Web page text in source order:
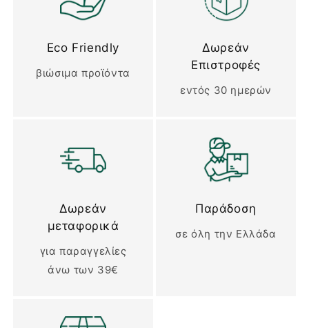
Eco Friendly
βιώσιμα προϊόντα
Δωρεάν
Επιστροφές
εντός 30 ημερών
Δωρεάν
μεταφορικά
για παραγγελίες
άνω των 39€
Παράδοση
σε όλη την Ελλάδα